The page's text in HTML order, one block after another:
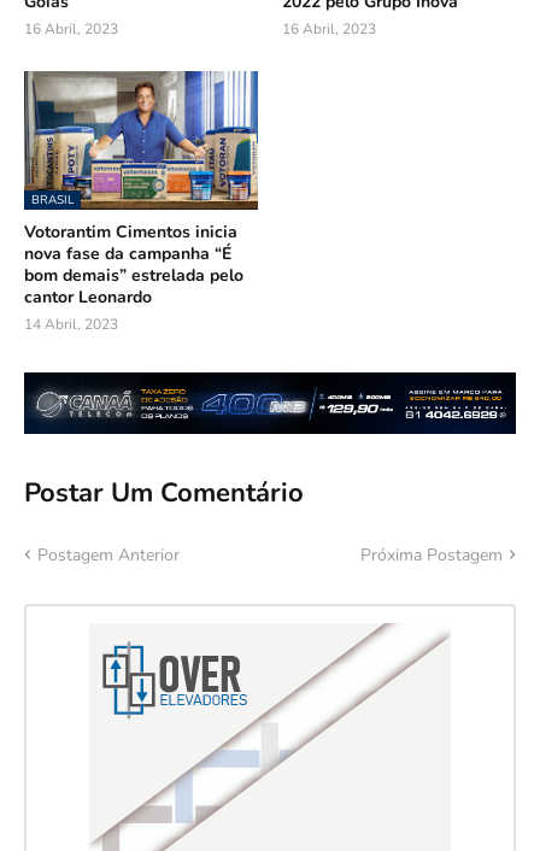
16 Abril, 2023 16 Abril, 2023
BRASIL
Votorantim Cimentos inicia
nova fase da campanha “É
bom demais” estrelada pelo
cantor Leonardo
14 Abril, 2023
Postar Um Comentário
Postagem Anterior Próxima Postagem